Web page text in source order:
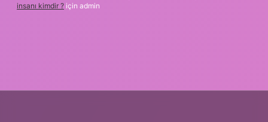
insanı kimdir ? için admin